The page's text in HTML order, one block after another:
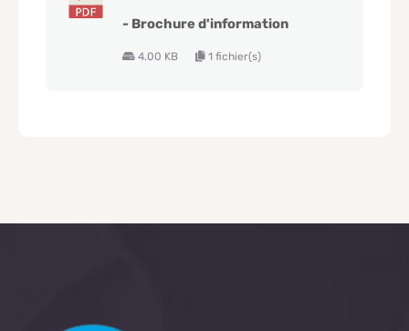
- Brochure d'information
4.00 KB 1 fichier(s)